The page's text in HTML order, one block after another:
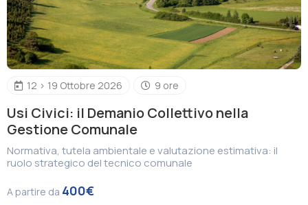
12 > 19 Ottobre 2026 9 ore
Usi Civici: il Demanio Collettivo nella
Gestione Comunale
Normativa, tutela ambientale e valutazione estimativa: il
ruolo strategico del tecnico comunale
A partire da 400€